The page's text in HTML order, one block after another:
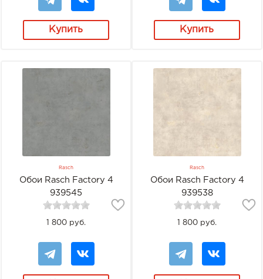
Купить Купить
Rasch
Обои Rasch Factory 4
939545
1 800 руб.
Rasch
Обои Rasch Factory 4
939538
1 800 руб.